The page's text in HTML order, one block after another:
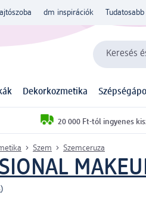
dm inspirációk
Keresés
Dekorkozmetika
20 000 Ft-tól ingyenes
Szem Szemceruza
)